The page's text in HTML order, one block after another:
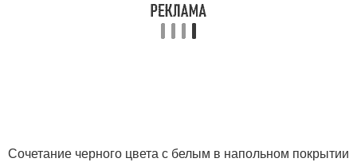
Сочетание черного цвета с белым в напольном покрытии